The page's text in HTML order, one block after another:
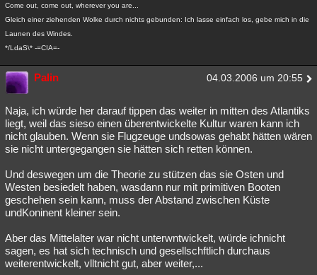
Come out, come out, wherever you are...
Gleich einer ziehenden Wolke durch nichts gebunden: Ich lasse einfach los, gebe mich in die
Launen des Windes.
*/LdaS\* -=CIA=-
Palin 04.03.2006 um 20:55
Naja, ich würde her darauf tippen das weiter in mitten des Atlantiks
liegt, weil das sieso einen überentwickelte Kultur waren kann ich
nicht glauben. Wenn sie Flugzeuge undsowas gehabt hätten wären
sie nicht untergegangen sie hätten sich retten können.
Und deswegen um die Theorie zu stützen das sie Osten und
Westen besiedelt haben, wasdann nur mit primitiven Booten
geschehen sein kann, muss der Abstand zwischen Küste
undKoninent kleiner sein.
Aber das Mittelalter war nicht unterwntwickelt, würde ichnicht
sagen, es hat sich technisch und gesellschftlich durchaus
weiterentwickelt, vlltnicht gut, aber weiter,...